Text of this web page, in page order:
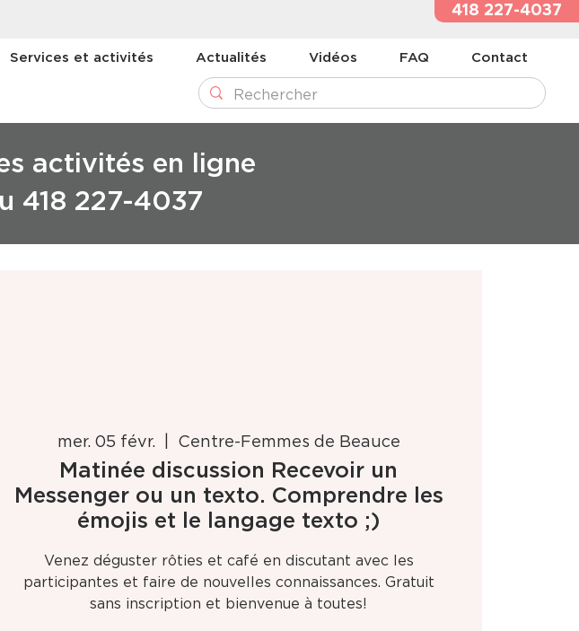
418 227-4037
Services et activités Actualités Vidéos FAQ Contact
activités en ligne
418 227-4037
mer. 05 févr.
  |
Centre-Femmes de Beauce
Matinée discussion Recevoir un
Messenger ou un texto. Comprendre les
émojis et le langage texto ;)
Venez déguster rôties et café en discutant avec les
participantes et faire de nouvelles connaissances. Gratuit
sans inscription et bienvenue à toutes!